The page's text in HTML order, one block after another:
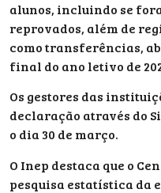
alunos, incluindo se
reprovados, além de
como transferências,
final do ano letivo de
Os gestores das
declaração através do
o dia 30 de março.
O Inep destaca que o
pesquisa estatística da